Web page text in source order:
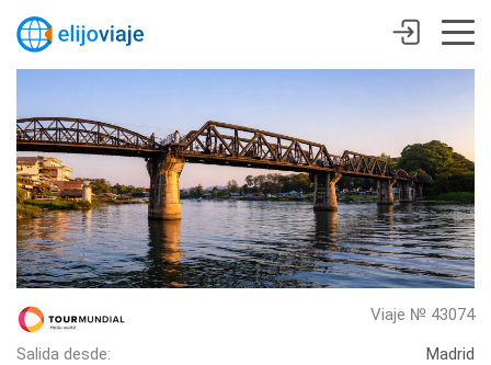
Viaje № 43074
Salida desde:
Madrid